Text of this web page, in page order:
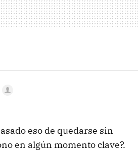
eso de quedarse sin
en algún momento clave?.